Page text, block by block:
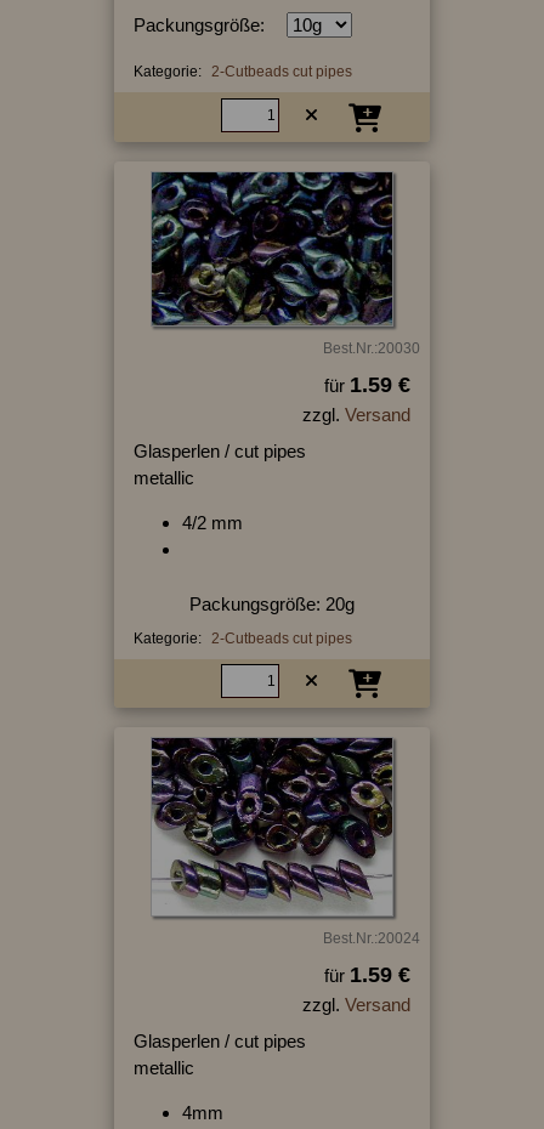
Packungsgröße:
Kategorie: 2-Cutbeads cut pipes
Best.Nr.:20030
für 1.59 €
zzgl. Versand
Glasperlen / cut pipes
metallic
4/2 mm
Packungsgröße: 20g
Kategorie: 2-Cutbeads cut pipes
Best.Nr.:20024
für 1.59 €
zzgl. Versand
Glasperlen / cut pipes
metallic
4mm